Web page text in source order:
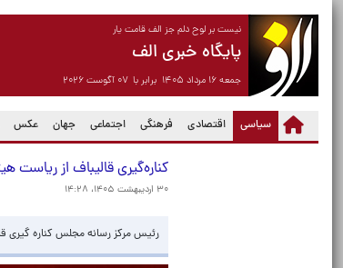
نیست بر لوح دلم جز الف قامت یار
پایگاه خبری الف
جمعه ۱۶ مرداد ۱۴۰۵ برابر با ۰۷ آگوست ۲۰۲۶
سیاسی
(current) اقتصادی فرهنگی اجتماعی جهان عکس
کناره‌گیری قالیباف از
۳۰ اردیبهشت ۱۴۰۵، ۱۴:۲۸
رئیس مرکز رسانه مجلس کناره گیری